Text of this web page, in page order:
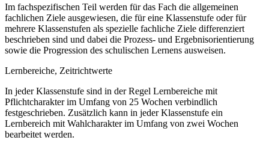
Im fachspezifischen Teil werden für das Fach die allgemeinen
fachlichen Ziele ausgewiesen, die für eine Klassenstufe oder für
mehrere Klassenstufen als spezielle fachliche Ziele differenziert
beschrieben sind und dabei die Prozess- und Ergebnisorientierung
sowie die Progression des schulischen Lernens ausweisen.
Lernbereiche, Zeitrichtwerte
In jeder Klassenstufe sind in der Regel Lernbereiche mit
Pflichtcharakter im Umfang von 25 Wochen verbindlich
festgeschrieben. Zusätzlich kann in jeder Klassenstufe ein
Lernbereich mit Wahlcharakter im Umfang von zwei Wochen
bearbeitet werden.